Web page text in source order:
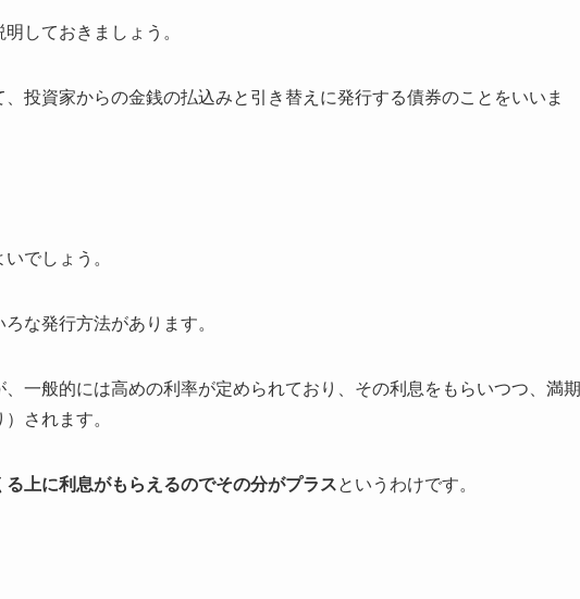
しておきましょう。
投資家からの金銭の払込みと引き替えに発行する債券のことをいいま
でしょう。
な発行方法があります。
一般的には高めの利率が定められており、その利息をもらいつつ、満期
されます。
上に利息がもらえるのでその分がプラスというわけです。